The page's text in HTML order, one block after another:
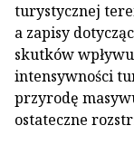
turystycznej
a zapisy
skutków
intensywności
przyrodę
ostateczne